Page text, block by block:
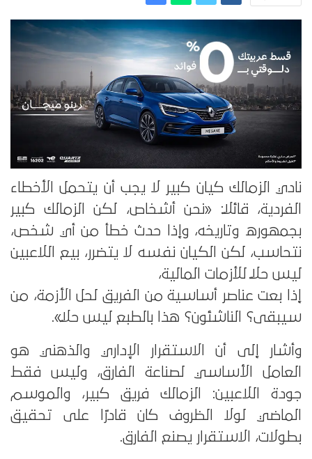
نادي الزمالك كيان كبير لا يجب أن يتحمل الأخطاء
الفردية، قائلاً: «نحن أشخاص، لكن الزمالك كبير
بجمهوره وتاريخه، وإذا حدث خطأ من أي شخص،
نتحاسب، لكن الكيان نفسه لا يتضرر، بيع اللاعبين
ليس حلاً للأزمات المالية،
إذا بعت عناصر أساسية من الفريق لحل الأزمة، من
سيبقى؟ الناشئون؟ هذا بالطبع ليس حلاً».
وأشار إلى أن الاستقرار الإداري والذهني هو
العامل الأساسي لصناعة الفارق، وليس فقط
جودة اللاعبين: الزمالك فريق كبير، والموسم
الماضي لولا الظروف كان قادرًا على تحقيق
بطولات، الاستقرار يصنع الفارق.